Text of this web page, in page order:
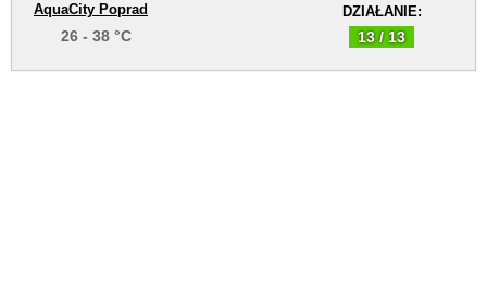
DZIAŁANIE:
13 / 13
AquaCity Poprad
26 - 38 °C